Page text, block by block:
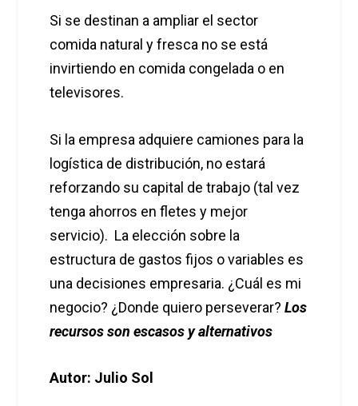
Si se destinan a ampliar el sector
comida natural y fresca no se está
invirtiendo en comida congelada o en
televisores.
Si la empresa adquiere camiones para la
logística de distribución, no estará
reforzando su capital de trabajo (tal vez
tenga ahorros en fletes y mejor
servicio). La elección sobre la
estructura de gastos fijos o variables es
una decisiones empresaria. ¿Cuál es mi
negocio? ¿Donde quiero perseverar?Los
recursos son escasos y alternativos
Autor: Julio Sol